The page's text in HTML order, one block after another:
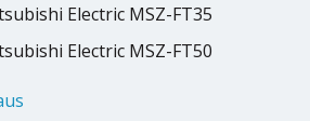
Electric MSZ-FT35
Electric MSZ-FT50